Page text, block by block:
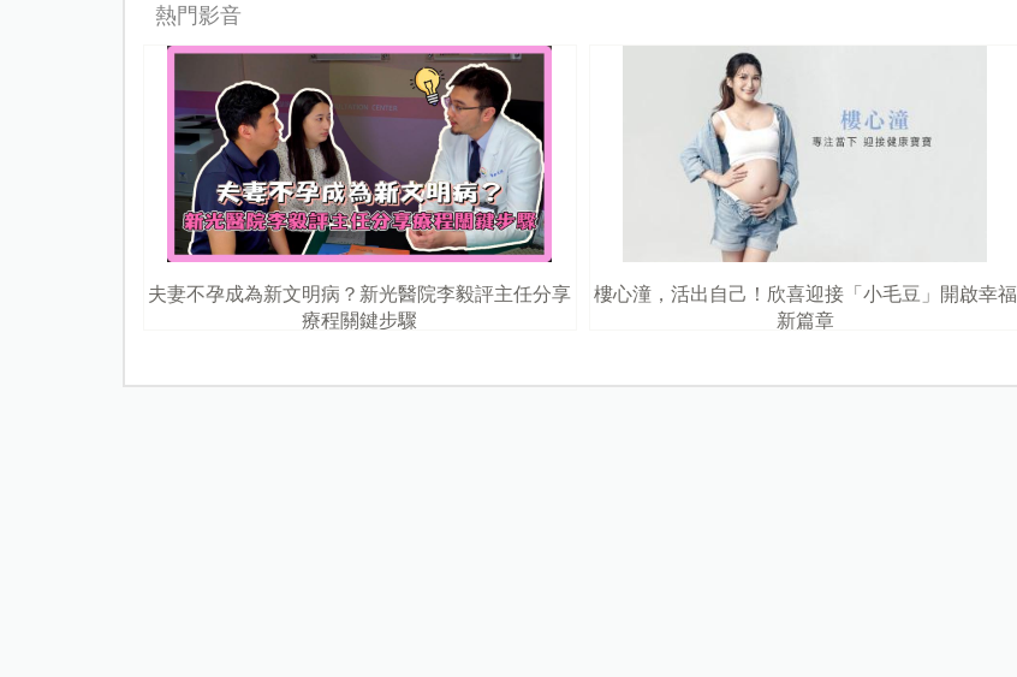
熱門影音
夫妻不孕成為新文明病？新光醫院李毅評主任分享
療程關鍵步驟
樓心潼，活出自己！欣喜迎接「小毛豆」開啟幸福
新篇章